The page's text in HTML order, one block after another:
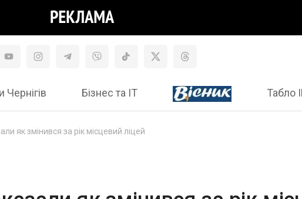
Чернігів Бізнес та ІТ Табло
як змінився за рік місцевий ліцей